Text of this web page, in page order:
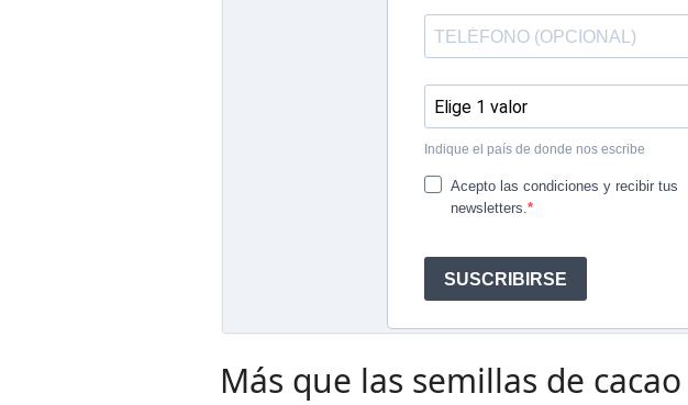
Más que las semillas de cacao